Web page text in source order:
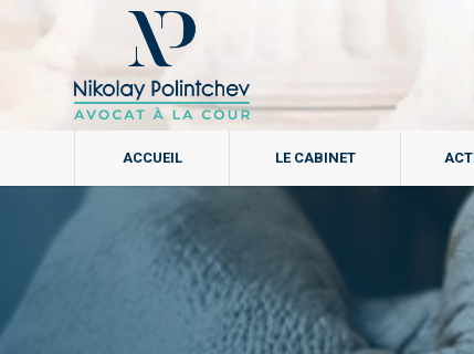
ACCUEIL LE CABINET